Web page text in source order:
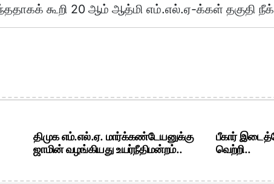
கூறி 20 ஆம் ஆத்மி எம்.எல்.ஏ-க்கள் தகுதி
திமுக எம்.எல்.ஏ. மார்க்கண்டேயனுக்கு
ஜாமின் வழங்கியது உயர்நீதிமன்றம்..
பீகார்
வெற்றி..